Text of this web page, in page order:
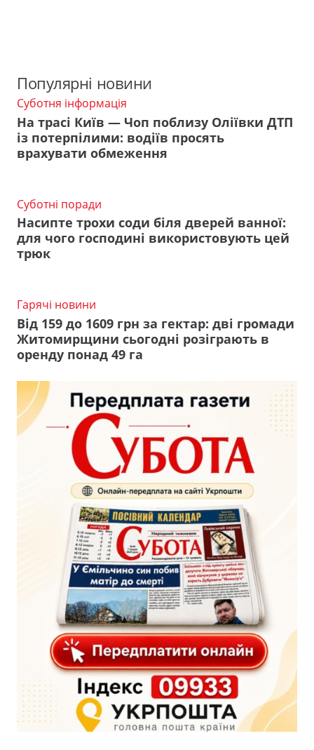
Популярні новини
Суботня інформація
На трасі Київ — Чоп поблизу Оліївки ДТП
із потерпілими: водіїв просять
врахувати обмеження
Суботні поради
Насипте трохи соди біля дверей ванної:
для чого господині використовують цей
трюк
Гарячі новини
Від 159 до 1609 грн за гектар: дві громади
Житомирщини сьогодні розіграють в
оренду понад 49 га